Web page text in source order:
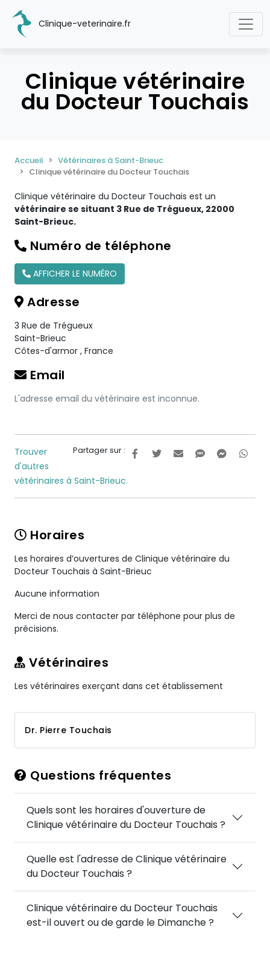
Clinique-veterinaire.fr
Clinique vétérinaire
du Docteur Touchais
Accueil
Vétérinaires à Saint-Brieuc
Clinique vétérinaire du Docteur Touchais
Clinique vétérinaire du Docteur Touchais est un
vétérinaire se situant 3 Rue de Trégueux, 22000
Saint-Brieuc.
Numéro de téléphone
AFFICHER LE NUMÉRO
Adresse
3 Rue de Trégueux
Saint-Brieuc
Côtes-d'armor , France
Email
L'adresse email du vétérinaire est inconnue.
Partager sur :
Trouver
d'autres
vétérinaires à Saint-Brieuc.
Horaires
Les horaires d’ouvertures de Clinique vétérinaire du
Docteur Touchais à Saint-Brieuc
Aucune information
Merci de nous contacter par téléphone pour plus de
précisions.
Vétérinaires
Les vétérinaires exerçant dans cet établissement
Dr. Pierre Touchais
Questions fréquentes
Quels sont les horaires d'ouverture de
Clinique vétérinaire du Docteur Touchais ?
Quelle est l'adresse de Clinique vétérinaire
du Docteur Touchais ?
Clinique vétérinaire du Docteur Touchais
est-il ouvert ou de garde le Dimanche ?